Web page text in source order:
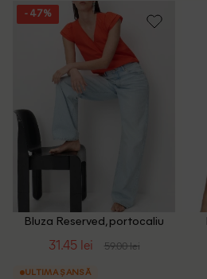
- 47%
Bluza Reserved, portocaliu
31.45 lei 59.00 lei
ULTIMA ȘANSĂ